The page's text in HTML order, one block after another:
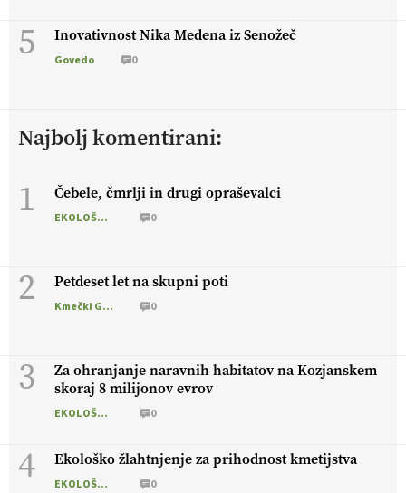
5 Inovativnost Nika Medena iz Senožeč
Govedo 0
Najbolj komentirani:
1 Čebele, čmrlji in drugi opraševalci
EKOLOŠKO LOGIČNO 0
2 Petdeset let na skupni poti
Kmečki Glas 0
3
Za ohranjanje naravnih habitatov na Kozjanskem
skoraj 8 milijonov evrov
EKOLOŠKO LOGIČNO 0
4 Ekološko žlahtnjenje za prihodnost kmetijstva
EKOLOŠKO LOGIČNO 0